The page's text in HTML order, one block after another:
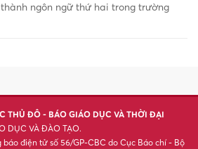
ngôn ngữ thứ hai trong trường
THỦ ĐÔ - BÁO GIÁO DỤC VÀ THỜI ĐẠI
DỤC VÀ ĐÀO TẠO.
điện tử số 56/GP-CBC do Cục Báo chí - Bộ